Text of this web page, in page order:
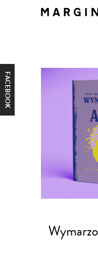
FACEBOOK